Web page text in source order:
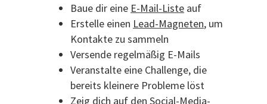
Baue dir eine E-Mail-Liste auf
Erstelle einen Lead-Magneten, um
Kontakte zu sammeln
Versende regelmäßig E-Mails
Veranstalte eine Challenge, die
bereits kleinere Probleme löst
Zeig dich auf den Social-Media-